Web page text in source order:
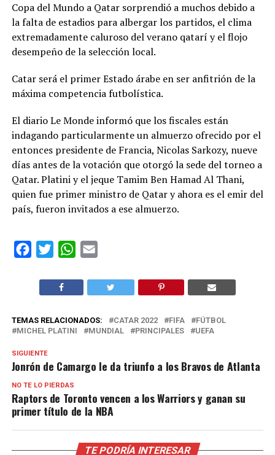
Copa del Mundo a Qatar sorprendió a muchos debido a
la falta de estadios para albergar los partidos, el clima
extremadamente caluroso del verano qatarí y el flojo
desempeño de la selección local.
Catar será el primer Estado árabe en ser anfitrión de la
máxima competencia futbolística.
El diario Le Monde informó que los fiscales están
indagando particularmente un almuerzo ofrecido por el
entonces presidente de Francia, Nicolas Sarkozy, nueve
días antes de la votación que otorgó la sede del torneo a
Qatar. Platini y el jeque Tamim Ben Hamad Al Thani,
quien fue primer ministro de Qatar y ahora es el emir del
país, fueron invitados a ese almuerzo.
Facebook
TwitterWhatsApp
TEMAS RELACIONADOS: CATAR 2022 FIFA
FÚTBOL
MICHEL PLATINI
MUNDIAL PRINCIPALES UEFA
SIGUIENTE
Jonrón de Camargo le da triunfo a los Bravos de Atlanta
NO TE LO PIERDAS
Raptors de Toronto vencen a los Warriors y ganan su
primer título de la NBA
TE PODRÍA INTERESAR